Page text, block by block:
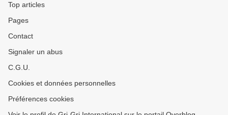
Top articles
Pages
Contact
Signaler un abus
C.G.U.
Cookies et données personnelles
Préférences cookies